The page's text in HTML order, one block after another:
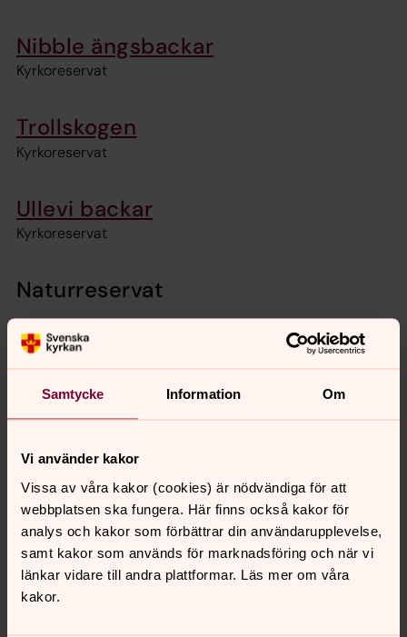
Samtycke Information Om
Vi använder kakor
Vissa av våra kakor (cookies) är nödvändiga för att
webbplatsen ska fungera. Här finns också kakor för
analys och kakor som förbättrar din användarupplevelse,
samt kakor som används för marknadsföring och när vi
länkar vidare till andra plattformar. Läs mer om våra
kakor.
Nibble ängsbackar
Kyrkoreservat
Trollskogen
Kyrkoreservat
Ullevi backar
Kyrkoreservat
Naturreservat
Stommens ekäng
Naturreservat
Glindranåsen
Naturreservat
Lundby äng
Naturreservat
Sköllersta prästäng